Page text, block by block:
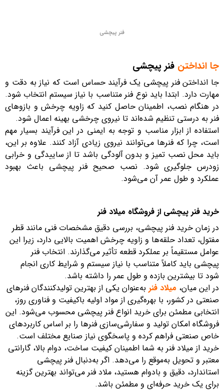
فنر پیچشی
جا انداختن فنر پیچشی
جا انداختن فنر پیچشی یک فرآیند حساس است که نیاز به دقت و
مهارت دارد. ابتدا باید نوع فنر متناسب با نیاز سیستم انتخاب شود.
در هنگام نصب، اطمینان حاصل کنید که زاویه چرخش و بازوهای
فنر به درستی تنظیم شده‌اند تا نیروی چرخشی بهینه اعمال شود.
استفاده از ابزار مناسب و توجه به ایمنی در این فرآیند بسیار مهم
است، چرا که فنرها می‌توانند نیروی زیادی آزاد کنند. علاوه بر این،
باید محل نصب تمیز و بدون آلودگی باشد تا از ساییدگی و خرابی
زودرس جلوگیری شود. نصب صحیح فنر پیچشی باعث بهبود
عملکرد و طول عمر آن می‌شود.
خرید فنر پیچشی از فروشگاه میلاد فنر
در زمان خرید فنر پیچشی، بررسی دقیق مشخصات فنی مانند قطر
مفتول، تعداد حلقه‌ها و زاویه چرخش اهمیت بالایی دارد، زیرا این
عوامل مستقیماً بر عملکرد قطعه تأثیر می‌گذارند. انتخاب فنر
پیچشی باید کاملاً متناسب با نیاز سیستم و شرایط کاری انجام
شود تا بیشترین بازده و طول عمر را داشته باشد.
در این میان، میلاد فنر به‌عنوان یکی از بهترین تولیدکنندگان فنرهای
صنعتی در کشور، با بهره‌گیری از مواد اولیه باکیفیت و فناوری روز،
انتخابی مطمئن برای خرید انواع فنر پیچشی محسوب می‌شود. این
فروشگاه امکان تولید و سفارشی‌سازی فنرها را بر اساس کاربردهای
خاص صنعتی فراهم کرده و پاسخگوی نیاز صنایع مختلف است.
خرید از میلاد فنر به شما اطمینان کیفیت ساخت، دوام بالا، گارانتی
معتبر و تحویل به‌موقع را می‌دهد. اگر به‌دنبال فنر پیچشی
استاندارد، دقیق و بادوام هستید، ملاد فنر می‌تواند بهترین گزینه
برای یک خرید حرفه‌ای و مطمئن باشد.